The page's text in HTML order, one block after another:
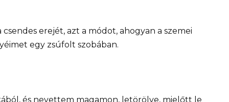
erejét, azt a módot, ahogyan a szemei
egy zsúfolt szobában.
és nevettem magamon, letörölve, mielőtt le